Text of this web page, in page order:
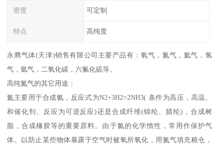
密度 可定制
特点 高纯度
永腾气体(天津)销售有限公司主要产品有：氧气，氮气，氦气，氢
气，氩气，二氧化碳，六氟化硫等。
高纯氮气的其它用途：
氮主要用于合成氨，反应式为N2+3H2=2NH3( 条件为高压，高温、
和催化剂。反应为可逆反应)还是合成纤维(锦纶、腈纶)，合成树
脂，合成橡胶等的重要原料。由于氮的化学惰性，常用作保护气
体。以防止某些物体暴露于空气时被氧所氧化，用氮气填充粮仓，